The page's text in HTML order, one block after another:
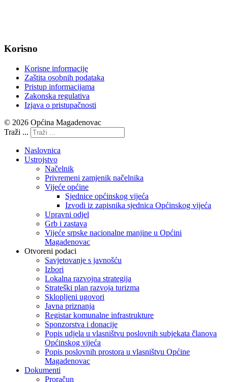
Korisno
Korisne informacije
Zaštita osobnih podataka
Pristup informacijama
Zakonska regulativa
Izjava o pristupačnosti
© 2026 Općina Magadenovac
Traži ...
Naslovnica
Ustrojstvo
Načelnik
Privremeni zamjenik načelnika
Vijeće općine
Sjednice općinskog vijeća
Izvodi iz zapisnika sjednica Općinskog vijeća
Upravni odjel
Grb i zastava
Vijeće srpske nacionalne manjine u Općini
Magadenovac
Otvoreni podaci
Savjetovanje s javnošću
Izbori
Lokalna razvojna strategija
Strateški plan razvoja turizma
Sklopljeni ugovori
Javna priznanja
Registar komunalne infrastrukture
Sponzorstva i donacije
Popis udjela u vlasništvu poslovnih subjekata članova
Općinskog vijeća
Popis poslovnih prostora u vlasništvu Općine
Magadenovac
Dokumenti
Proračun